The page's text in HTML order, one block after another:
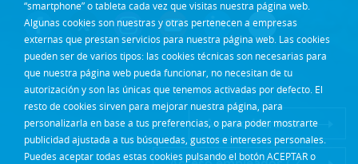
“smartphone” o tableta cada vez que visitas nuestra página web.
Algunas cookies son nuestras y otras pertenecen a empresas
externas que prestan servicios para nuestra página web. Las cookies
pueden ser de varios tipos: las cookies técnicas son necesarias para
que nuestra página web pueda funcionar, no necesitan de tu
autorización y son las únicas que tenemos activadas por defecto. El
resto de cookies sirven para mejorar nuestra página, para
personalizarla en base a tus preferencias, o para poder mostrarte
publicidad ajustada a tus búsquedas, gustos e intereses personales.
Puedes aceptar todas estas cookies pulsando el botón ACEPTAR o
Acceso Intranet